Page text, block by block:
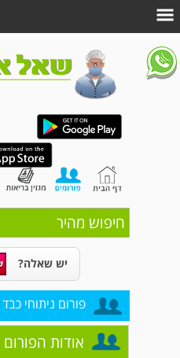
חיפוש מהיר
יש שאלה?
פורום ניתוחי
אודות הפורום